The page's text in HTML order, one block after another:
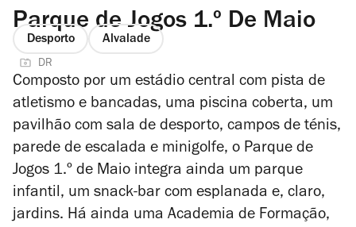
Parque de Jogos 1.º De Maio
Desporto Alvalade
DR
Composto por um estádio central com pista de
atletismo e bancadas, uma piscina coberta, um
pavilhão com sala de desporto, campos de ténis,
parede de escalada e minigolfe, o Parque de
Jogos 1.º de Maio integra ainda um parque
infantil, um snack-bar com esplanada e, claro,
jardins. Há ainda uma Academia de Formação,